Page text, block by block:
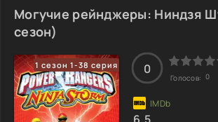
Зордона. Его верный робот-помощник
готов прийти на помощь, обеспечивая
технической поддержкой. Сможет ли эта
справиться с очередной угрозой и
Могучие рейнджеры: Ниндзя
сезон)
1 сезон 1-38 серия 0
Голосов: 0